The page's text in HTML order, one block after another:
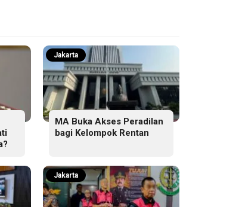
Jakarta
MA Buka Akses Peradilan
bagi Kelompok Rentan
Jakarta